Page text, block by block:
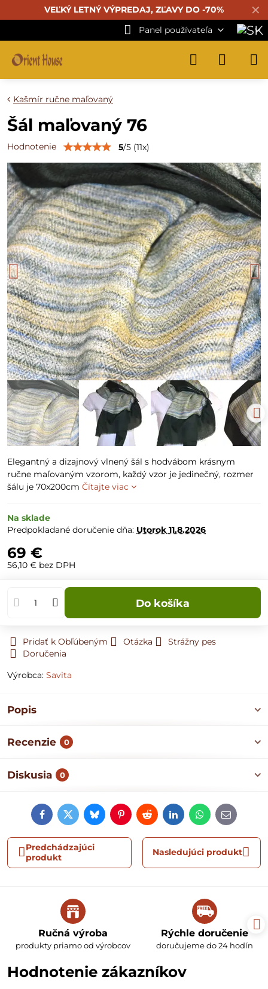
✕
VEĽKÝ LETNÝ VÝPREDAJ, ZĽAVY DO -70%
Panel používateľa
Kašmír ručne maľovaný
Šál maľovaný 76
Hodnotenie 5/5 (11x)
Elegantný a dizajnový vlnený šál s hodvábom krásnym
ručne maľovaným vzorom, každý vzor je jedinečný, rozmer
šálu je 70x200cm Čítajte viac
Na sklade
Predpokladané doručenie dňa: Utorok 11.8.2026
69 €
56,10 € bez DPH
Do košíka
Pridať k Obľúbeným Otázka
Strážny pes
Doručenia
Výrobca: Savita
Popis
Recenzie 0
Diskusia 0
FacebookTwitterBlueskyPinterestRedditLinkedInWhatsApp
E-
mail
Predchádzajúci
produkt
Nasledujúci produkt
Ručná výroba
produkty priamo od výrobcov
Rýchle doručenie
doručujeme do 24 hodín
Hodnotenie zákazníkov